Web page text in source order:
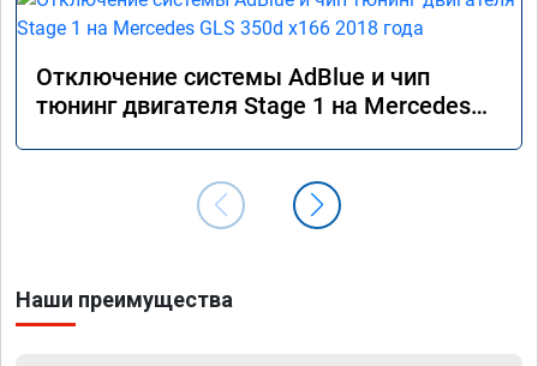
Отключение системы AdBlue и чип
тюнинг двигателя Stage 1 на Mercedes
Наши преимущества